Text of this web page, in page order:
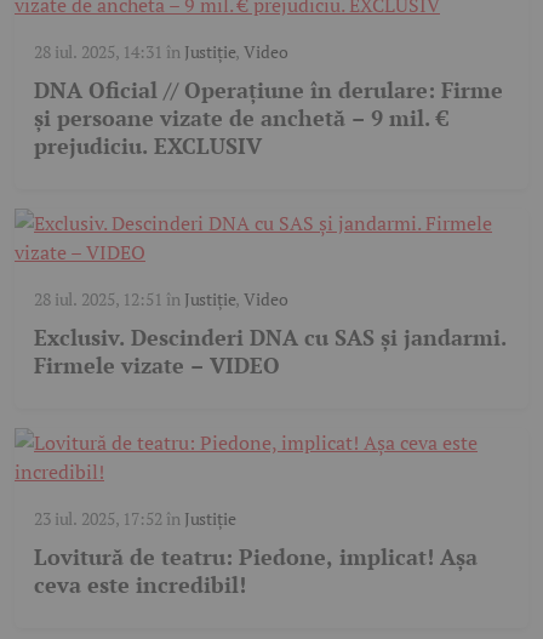
28 iul. 2025, 14:31 în Justiție,Video
DNA Oficial // Operațiune în derulare: Firme
și persoane vizate de anchetă – 9 mil. €
prejudiciu. EXCLUSIV
28 iul. 2025, 12:51 în Justiție,Video
Exclusiv. Descinderi DNA cu SAS și jandarmi.
Firmele vizate – VIDEO
23 iul. 2025, 17:52 în Justiție
Lovitură de teatru: Piedone, implicat! Așa
ceva este incredibil!